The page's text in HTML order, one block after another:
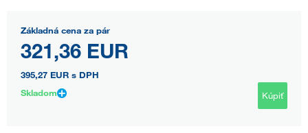
Základná cena za pár
321,36 EUR
395,27 EUR s DPH
Skladom
Kúpiť